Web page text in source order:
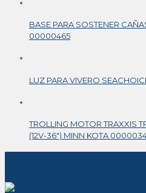
BASE PARA SOSTENER
00000465
LUZ PARA VIVERO
TROLLING MOTOR TRAXXIS
(12V-36″) MINN KOTA